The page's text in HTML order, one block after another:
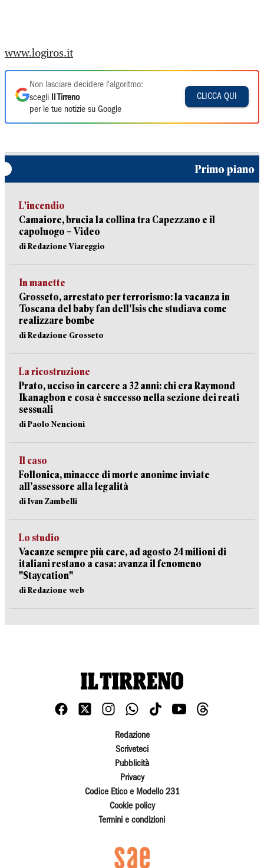
www.logiros.it
Non lasciare decidere l'algoritmo:
scegli
Il Tirreno
per le tue notizie su Google
CLICCA QUI
Primo piano
L'incendio
Camaiore, brucia la collina tra Capezzano e il
capoluogo – Video
di Redazione Viareggio
In manette
Grosseto, arrestato per terrorismo: la vacanza in
Toscana del baby fan dell’Isis che studiava come
realizzare bombe
di Redazione Grosseto
La ricostruzione
Prato, ucciso in carcere a 32 anni: chi era Raymond
Ikanagbon e cosa è successo nella sezione dei reati
sessuali
di Paolo Nencioni
Il caso
Follonica, minacce di morte anonime inviate
all’assessore alla legalità
di Ivan Zambelli
Lo studio
Vacanze sempre più care, ad agosto 24 milioni di
italiani restano a casa: avanza il fenomeno
"Staycation"
di Redazione web
Redazione
Scriveteci
Pubblicità
Privacy
Codice Etico e Modello 231
Cookie policy
Termini e condizioni